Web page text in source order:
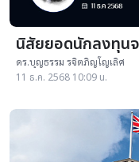
นิสัยยอดนักลงทุน
ดร.บุญธรรม รจิตภิญโญเลิศ
11 ธ.ค. 2568 10:09 น.